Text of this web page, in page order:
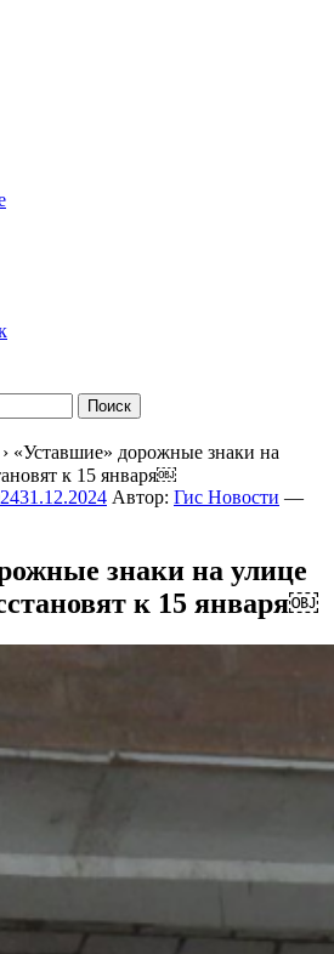
› «Уставшие» дорожные знаки на
к 15 января￼
31.12.2024 Автор: Гис Новости —
знаки на улице
к 15 января￼